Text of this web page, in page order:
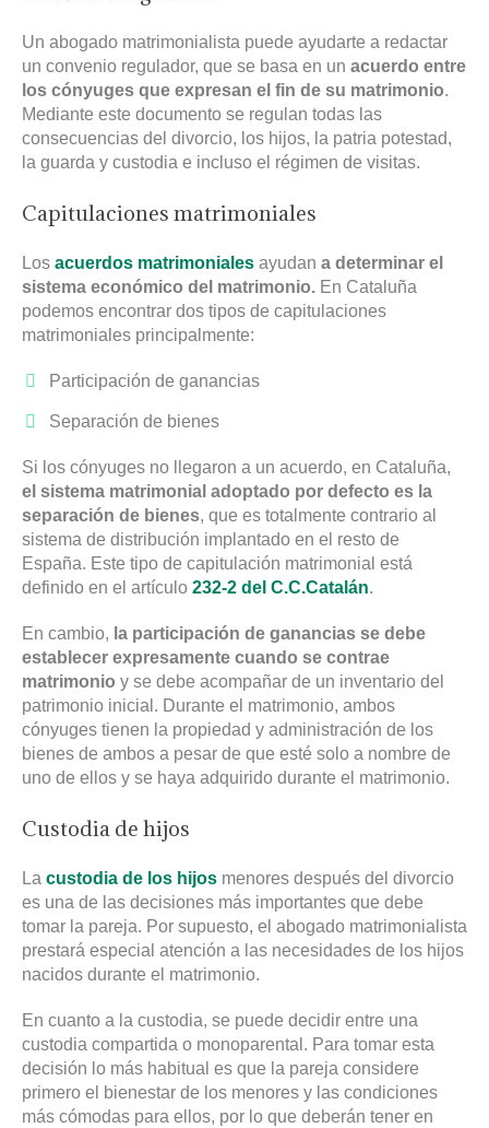
Un abogado matrimonialista puede ayudarte a redactar
un convenio regulador, que se basa en un acuerdo entre
los cónyuges que expresan el fin de su matrimonio.
Mediante este documento se regulan todas las
consecuencias del divorcio, los hijos, la patria potestad,
la guarda y custodia e incluso el régimen de visitas.
Capitulaciones matrimoniales
Los acuerdos matrimoniales ayudan a determinar el
sistema económico del matrimonio. En Cataluña
podemos encontrar dos tipos de capitulaciones
matrimoniales principalmente:
Participación de ganancias
Separación de bienes
Si los cónyuges no llegaron a un acuerdo, en Cataluña,
el sistema matrimonial adoptado por defecto es la
separación de bienes, que es totalmente contrario al
sistema de distribución implantado en el resto de
España. Este tipo de capitulación matrimonial está
definido en el artículo 232-2 del C.C.Catalán.
En cambio, la participación de ganancias se debe
establecer expresamente cuando se contrae
matrimonio y se debe acompañar de un inventario del
patrimonio inicial. Durante el matrimonio, ambos
cónyuges tienen la propiedad y administración de los
bienes de ambos a pesar de que esté solo a nombre de
uno de ellos y se haya adquirido durante el matrimonio.
Custodia de hijos
La custodia de los hijos menores después del divorcio
es una de las decisiones más importantes que debe
tomar la pareja. Por supuesto, el abogado matrimonialista
prestará especial atención a las necesidades de los hijos
nacidos durante el matrimonio.
En cuanto a la custodia, se puede decidir entre una
custodia compartida o monoparental. Para tomar esta
decisión lo más habitual es que la pareja considere
primero el bienestar de los menores y las condiciones
más cómodas para ellos, por lo que deberán tener en